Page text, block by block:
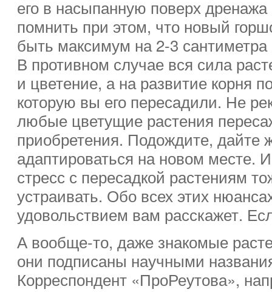
его в насыпанную поверх
помнить при этом, что новый
быть максимум на 2-3
В противном случае вся сила
и цветение, а на развитие корня
которую вы его пересадили. Не
любые цветущие растения
приобретения. Подождите, дайте
адаптироваться на новом месте.
стресс с пересадкой растениям
устраивать. Обо всех этих
удовольствием вам расскажет.
А вообще-то, даже знакомые
они подписаны научными
Корреспондент «ПроРеутова»,